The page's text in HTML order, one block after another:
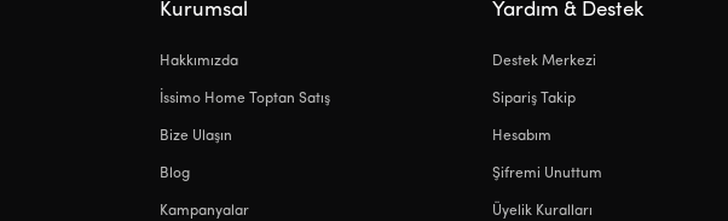
Kurumsal
Hakkımızda
İssimo Home Toptan Satış
Bize Ulaşın
Blog
Kampanyalar
Yardım & Destek
Destek Merkezi
Sipariş Takip
Hesabım
Şifremi Unuttum
Üyelik Kuralları